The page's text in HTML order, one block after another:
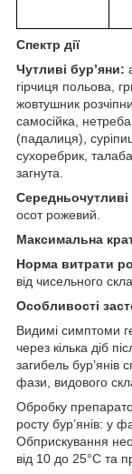
Спектр дії
Чутливі бур’яни:
гірчиця польова,
жовтушник
самосійка,
(падалиця),
сухоребрик,
загнута.
Середньочутливі
осот рожевий.
Максимальна
Норма витрати
від чисельного
Особливостi
Видимі симптоми
через кілька діб
загибель бур’янів
фази, видового
Обробку
росту бур’янів: у
Обприскування
від 10 до 25°С та